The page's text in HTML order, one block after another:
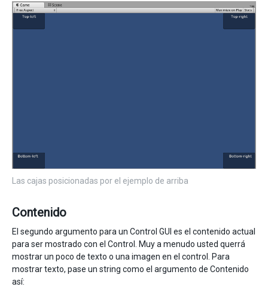
Las cajas posicionadas por el ejemplo de arriba
Contenido
El segundo argumento para un Control GUI es el contenido actual
para ser mostrado con el Control. Muy a menudo usted querrá
mostrar un poco de texto o una imagen en el control. Para
mostrar texto, pase un string como el argumento de Contenido
así: